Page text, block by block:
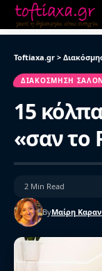
Toftiaxa.gr >
ΔΙΑΚΌΣΜΗΣΗ
15
«σαν το
ByΜαίρη
2 Min Read